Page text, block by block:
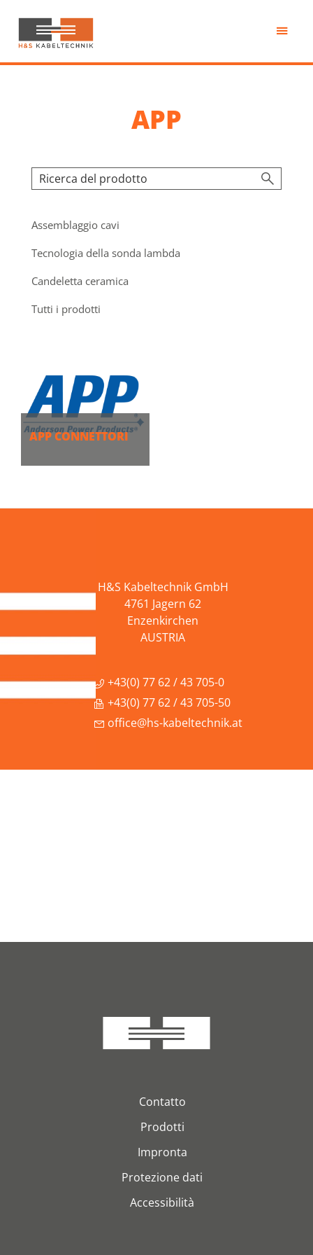
contenuto
principale
H&S
Kabeltechnik
APP
Assemblaggio cavi
Tecnologia della sonda lambda
Candeletta ceramica
Tutti i prodotti
APP CONNETTORI
H&S Kabeltechnik GmbH
4761 Jagern 62
Enzenkirchen
AUSTRIA
+43(0) 77 62 / 43 705-0
+43(0) 77 62 / 43 705-50
office@hs-kabeltechnik.at
Contatto
Prodotti
Impronta
Protezione dati
Accessibilità